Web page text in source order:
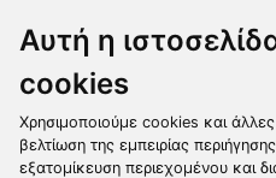
Αυτή η
cookies
Χρησιμοποιούμε cookies και
βελτίωση της εμπειρίας
εξατομίκευση περιεχομένου και